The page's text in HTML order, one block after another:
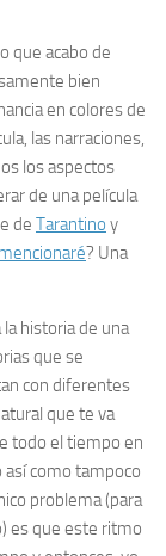
que acabo de
bien
en colores de
las narraciones,
los aspectos
de una película
de Tarantino y
? Una
la historia de una
que se
con diferentes
que te va
todo el tiempo en
como tampoco
problema (para
es que este ritmo